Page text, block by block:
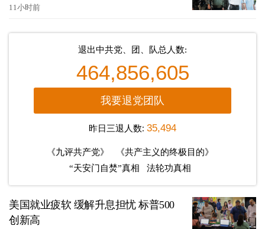
11小时前
退出中共党、团、队总人数:
464,856,605
我要退党团队
昨日三退人数: 35,494
《九评共产党》
《共产主义的终极目的》
“天安门自焚”真相
法轮功真相
美国就业疲软 缓解升息担忧 标普500
创新高